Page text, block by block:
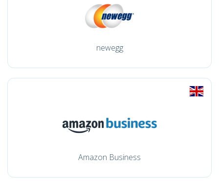
newegg
Amazon Business